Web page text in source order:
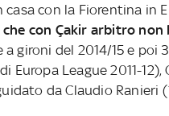
casa con la Fiorentina in
che con Çakir arbitro non
a gironi del 2014/15 e
Europa League 2011-
da Claudio Ranieri